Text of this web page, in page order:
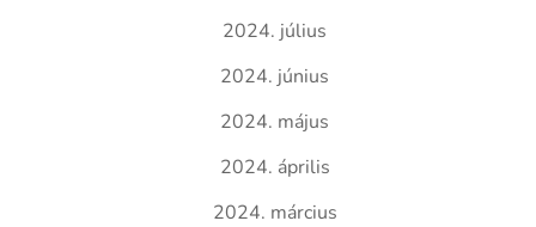
2024. július
2024. június
2024. május
2024. április
2024. március